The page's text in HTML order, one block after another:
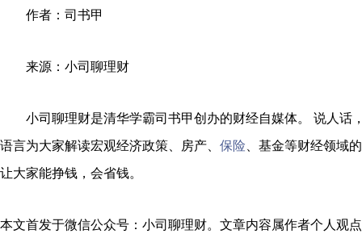
作者：司书甲
来源：小司聊理财
小司聊理财是清华学霸司书甲创办的财经自媒体。 说人话
语言为大家解读宏观经济政策、房产、 保险 、基金等财经领域
让大家能挣钱，会省钱。
本文首发于微信公众号：小司聊理财。文章内容属作者个人观